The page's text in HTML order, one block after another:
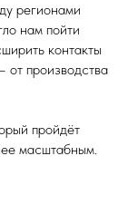
регионами
нам пойти
контакты
от производства
пройдёт
масштабным.